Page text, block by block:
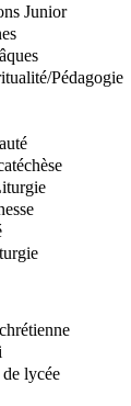
Junior
Pédagogie
lycée